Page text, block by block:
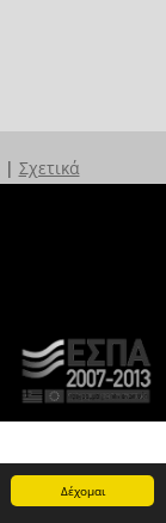
Δέχομαι
| Σχετικά